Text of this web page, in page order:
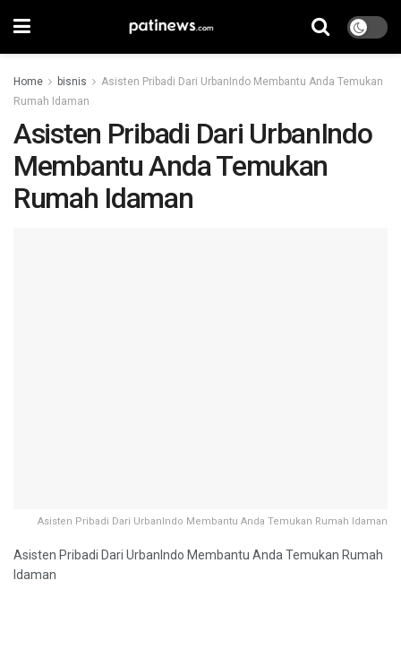
Home bisnis
Asisten Pribadi Dari UrbanIndo Membantu Anda Temukan
Rumah Idaman
Asisten Pribadi Dari UrbanIndo
Membantu Anda Temukan
Rumah Idaman
Asisten Pribadi Dari UrbanIndo Membantu Anda Temukan Rumah Idaman
Asisten Pribadi Dari UrbanIndo Membantu Anda Temukan Rumah
Idaman